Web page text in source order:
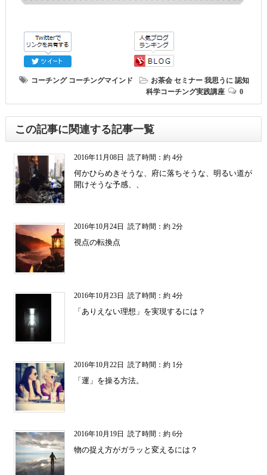
コーチング コーチングマインド お茶会 セミナー 我思うに 認知
科学コーチング実践講座
0
この記事に関連する記事一覧
2016年11月08日 読了時間：約 4分
何かひらめきそうな、府に落ちそうな、明るい道が
開けそうな予感、、
2016年10月24日 読了時間：約 2分
視点の転換点
2016年10月23日 読了時間：約 4分
「ありえない理想」を実現するには？
2016年10月22日 読了時間：約 1分
「運」を操る方法。
2016年10月19日 読了時間：約 6分
物の捉え方がガラッと変えるには？